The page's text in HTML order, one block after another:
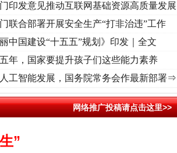
频]牢记初心使命 奋进复兴征程丨“转折之城”激荡..·[视频]
印发意见推动互联网基础资源高质量发展
联合部署开展安全生产“打非治违”工作
丽中国建设“十五五”规划》印发｜全文
年，国家要提升孩子们这些能力素养
工智能发展，国务院常务会作最新部署⇒
网络推广投稿请点击这里>>
”